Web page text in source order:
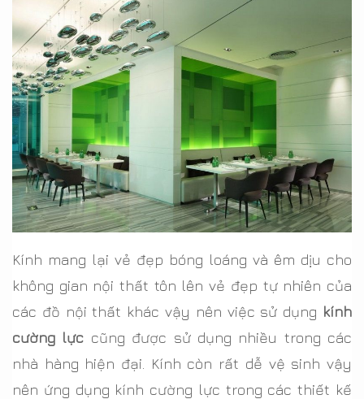
Kính mang lại vẻ đẹp bóng loáng và êm dịu cho
không gian nội thất tôn lên vẻ đẹp tự nhiên của
các đồ nội thất khác vậy nên việc sử dụng kính
cường lực cũng được sử dụng nhiều trong các
nhà hàng hiện đại. Kính còn rất dễ vệ sinh vậy
nên ứng dụng kính cường lực trong các thiết kế